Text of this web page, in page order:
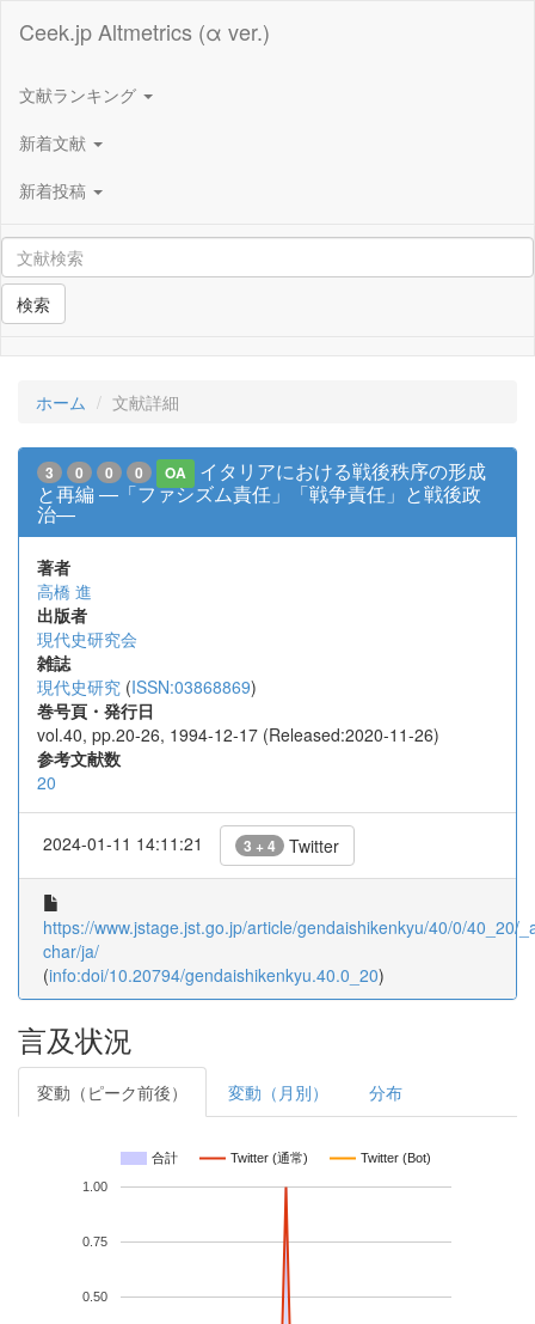
Ceek.jp Altmetrics (α ver.)
文献ランキング
新着文献
新着投稿
検索
ホーム 文献詳細
3 0 0 0 OA
イタリアにおける戦後秩序の形成
と再編 ―「ファシズム責任」「戦争責任」と戦後政
治―
著者
高橋 進
出版者
現代史研究会
雑誌
現代史研究 (ISSN:03868869)
巻号頁・発行日
vol.40, pp.20-26, 1994-12-17 (Released:2020-11-26)
参考文献数
20
2024-01-11 14:11:21 3 + 4 Twitter
https://www.jstage.jst.go.jp/article/gendaishikenkyu/40/0/40_20/
char/ja/
(info:doi/10.20794/gendaishikenkyu.40.0_20)
言及状況
変動（ピーク前後） 変動（月別） 分布
合計 Twitter (通常) Twitter (Bot)
0.50
0.75
1.00